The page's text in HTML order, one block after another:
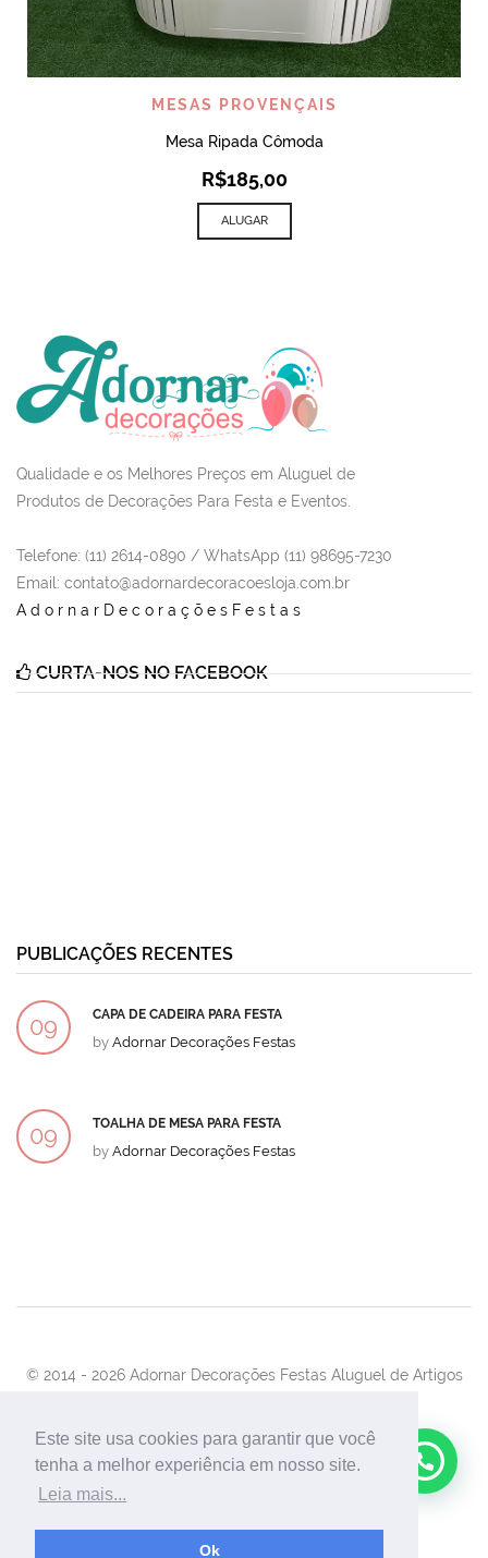
Este site usa cookies para garantir que você
tenha a melhor experiência em nosso site.
Leia mais...
Ok
MESAS PROVENÇAIS
Mesa Ripada Cômoda
R$185,00
ALUGAR
Qualidade e os Melhores Preços em Aluguel de
Produtos de Decorações Para Festa e Eventos.
Telefone: (11) 2614-0890 / WhatsApp (11) 98695-7230
Email : contato@adornardecoracoesloja.com.br
AdornarDecoraçõesFestas
CURTA-NOS NO FACEBOOK
PUBLICAÇÕES RECENTES
09 CAPA DE CADEIRA PARA FESTA
by Adornar Decorações Festas
09 TOALHA DE MESA PARA FESTA
by Adornar Decorações Festas
© 2014 - 2026 Adornar Decorações Festas Aluguel de Artigos
Desenvolvimento:UnionForAgênciaWeb
Olá, podemos ajuda-lo?